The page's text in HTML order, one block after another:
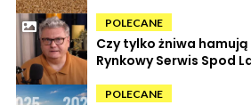
POLECANE
Czy tylko żniwa
Rynkowy Serwis Spod
POLECANE